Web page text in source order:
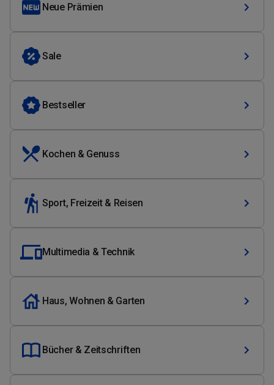
Neue Prämien
Sale
Bestseller
Kochen & Genuss
Sport, Freizeit & Reisen
Multimedia & Technik
Haus, Wohnen & Garten
Bücher & Zeitschriften